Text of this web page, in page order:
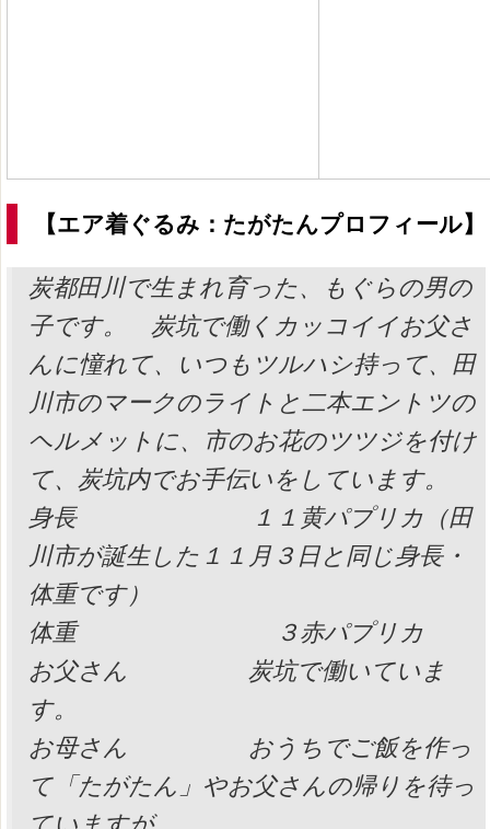
【エア着ぐるみ：たがたんプロフィール】
炭都田川で生まれ育った、もぐらの男の
子です。 炭坑で働くカッコイイお父さ
んに憧れて、いつもツルハシ持って、田
川市のマークのライトと二本エントツの
ヘルメットに、市のお花のツツジを付け
て、炭坑内でお手伝いをしています。
身長 １１黄パプリカ（田
川市が誕生した１１月３日と同じ身長・
体重です）
体重 ３赤パプリカ
お父さん 炭坑で働いていま
す。
お母さん おうちでご飯を作っ
て「たがたん」やお父さんの帰りを待っ